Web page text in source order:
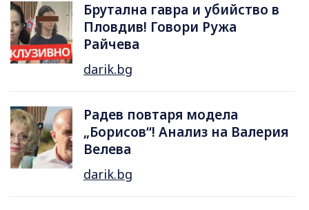
Брутална гавра и убийство в
Пловдив! Говори Ружа
Райчева
darik.bg
Радев повтаря модела
„Борисов“! Анализ на Валерия
Велева
darik.bg